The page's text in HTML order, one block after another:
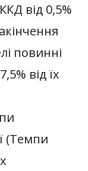
від 0,5%
повинні
від їх
(Темпи